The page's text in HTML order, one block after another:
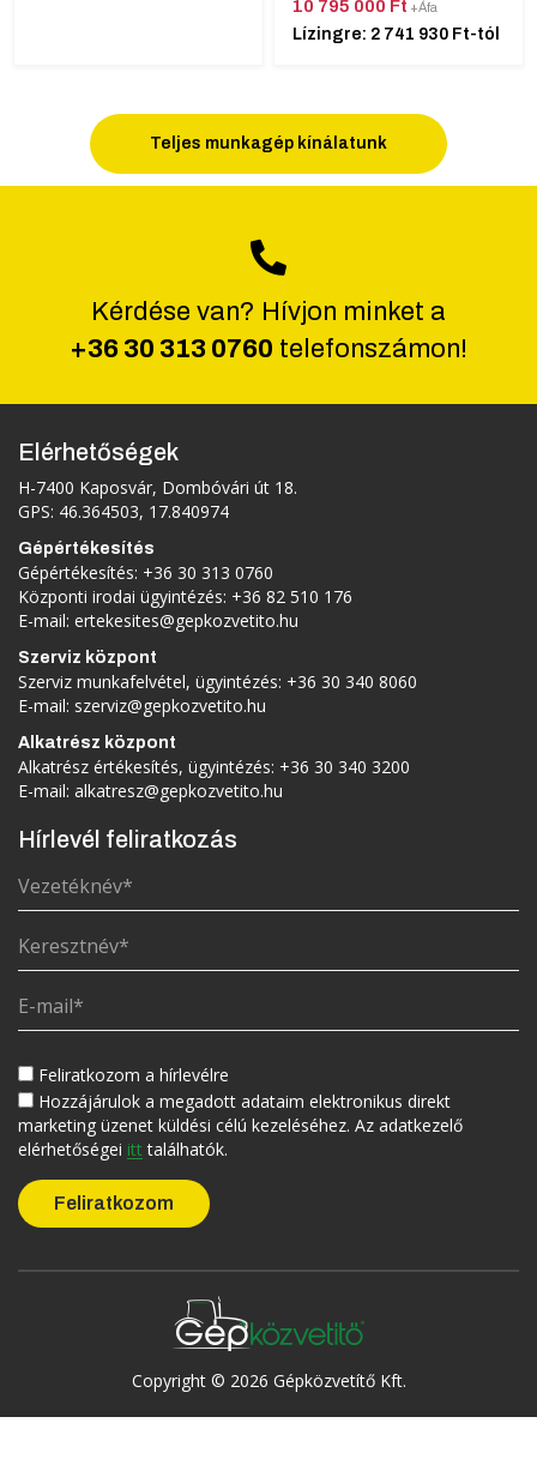
10 795 000 Ft +Áfa
Lízingre: 2 741 930 Ft-tól
Teljes munkagép kínálatunk
Kérdése van? Hívjon minket a
+36 30 313 0760 telefonszámon!
Elérhetőségek
H-7400 Kaposvár, Dombóvári út 18.
GPS: 46.364503, 17.840974
Gépértékesítés
Gépértékesítés: +36 30 313 0760
Központi irodai ügyintézés: +36 82 510 176
E-mail: ertekesites@gepkozvetito.hu
Szerviz központ
Szerviz munkafelvétel, ügyintézés: +36 30 340 8060
E-mail: szerviz@gepkozvetito.hu
Alkatrész központ
Alkatrész értékesítés, ügyintézés: +36 30 340 3200
E-mail: alkatresz@gepkozvetito.hu
Hírlevél feliratkozás
Feliratkozom a hírlevélre
Hozzájárulok a megadott adataim elektronikus direkt
marketing üzenet küldési célú kezeléséhez. Az adatkezelő
elérhetőségei itt találhatók.
Copyright © 2026 Gépközvetítő Kft.